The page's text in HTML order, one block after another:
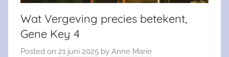
Wat Vergeving precies betekent,
Gene Key 4
Posted on 21 juni 2025 by Anne Marie